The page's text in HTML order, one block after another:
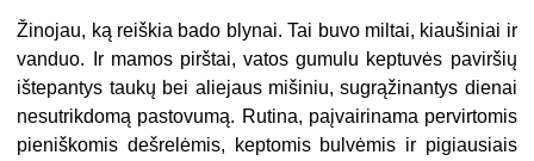
Žinojau, ką reiškia bado blynai. Tai buvo miltai, kiaušiniai ir
vanduo. Ir mamos pirštai, vatos gumulu keptuvės paviršių
ištepantys taukų bei aliejaus mišiniu, sugrąžinantys dienai
nesutrikdomą pastovumą. Rutina, paįvairinama pervirtomis
pieniškomis dešrelėmis, keptomis bulvėmis ir pigiausiais